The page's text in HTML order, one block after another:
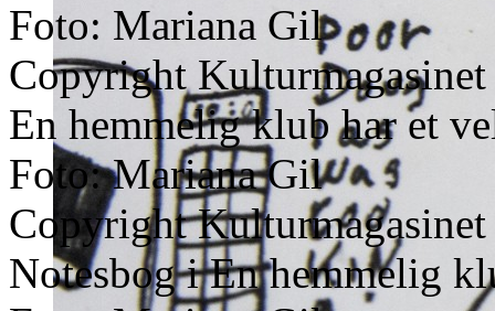
Foto: Mariana Gil
Copyright
En hemmelig klub har et
Foto: Mariana Gil
Copyright
Notesbog i En hemmelig